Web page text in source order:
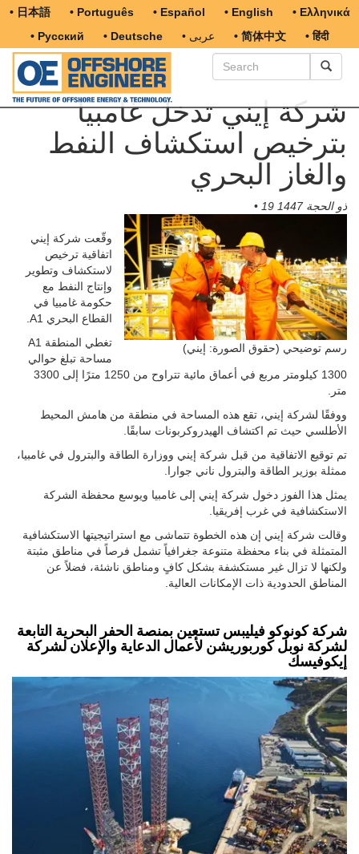
• 日本語 • Português • Español • English
• Ελληνικά
• Русский
• Deutsche • عربى • 简体中文 • हिंदी
شركة إيني تدخل غامبيا
بترخيص استكشاف النفط
والغاز البحري
• 19 ذو الحجة 1447
رسم توضيحي (حقوق الصورة: إيني)
وقّعت شركة إيني
اتفاقية ترخيص
لاستكشاف وتطوير
وإنتاج النفط مع
حكومة غامبيا في
القطاع البحري A1.
تغطي المنطقة A1
مساحة تبلغ حوالي
1300 كيلومتر مربع في أعماق مائية تتراوح من 1250 مترًا إلى 3300
متر.
ووفقًا لشركة إيني، تقع هذه المساحة في منطقة من هامش المحيط
الأطلسي حيث تم اكتشاف الهيدروكربونات سابقًا.
تم توقيع الاتفاقية من قبل شركة إيني ووزارة الطاقة والبترول في غامبيا،
ممثلة بوزير الطاقة والبترول ناني جوارا.
يمثل هذا الفوز دخول شركة إيني إلى غامبيا ويوسع محفظة الشركة
الاستكشافية في غرب إفريقيا.
وقالت شركة إيني إن هذه الخطوة تتماشى مع استراتيجيتها الاستكشافية
المتمثلة في بناء محفظة متنوعة جغرافياً تشمل فرصاً في مناطق مثبتة
ولكنها لا تزال غير مستكشفة بشكل كافٍ ومناطق ناشئة، فضلاً عن
المناطق الحدودية ذات الإمكانات العالية.
شركة كونوكو فيليبس تستعين بمنصة الحفر البحرية التابعة
لشركة نوبل كوربوريشن لأعمال الدعاية والإعلان لشركة
إيكوفيسك